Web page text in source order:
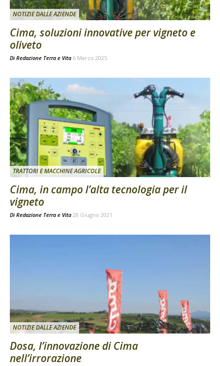
NOTIZIE DALLE AZIENDE
Cima, soluzioni innovative per vigneto e
oliveto
Di Redazione Terra e Vita 6 Marzo 2025
TRATTORI E MACCHINE AGRICOLE
Cima, in campo l’alta tecnologia per il
vigneto
Di Redazione Terra e Vita 28 Giugno 2021
NOTIZIE DALLE AZIENDE
Dosa, l’innovazione di Cima
nell’irrorazione